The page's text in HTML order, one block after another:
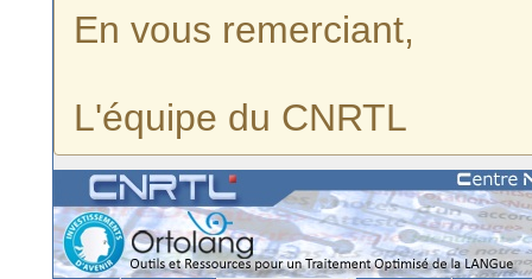
En vous remerciant,
L'équipe du CNRTL